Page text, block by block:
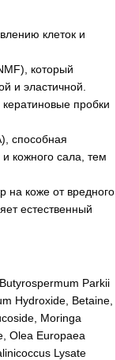
клеток и
который
и эластичной.
пробки
способная
кожного сала, тем
коже от вредного
естественный
Parkii
Hydroxide, Betaine,
Moringa
Olea Europaea
Lysate